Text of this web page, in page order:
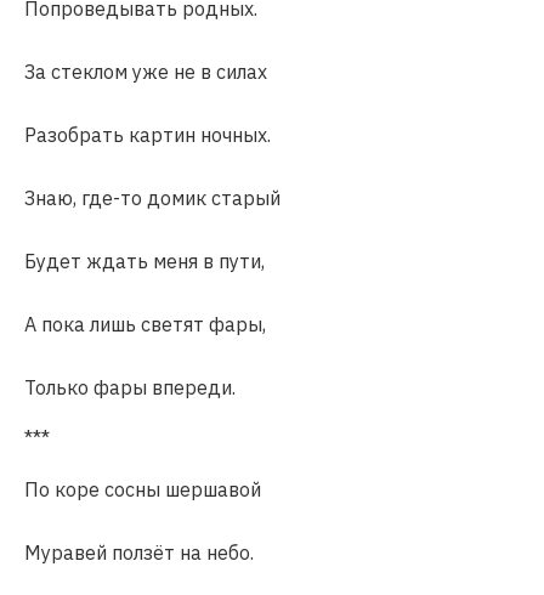
Попроведывать родных.
За стеклом уже не в силах
Разобрать картин ночных.
Знаю, где-то домик старый
Будет ждать меня в пути,
А пока лишь светят фары,
Только фары впереди.
***
По коре сосны шершавой
Муравей ползёт на небо.